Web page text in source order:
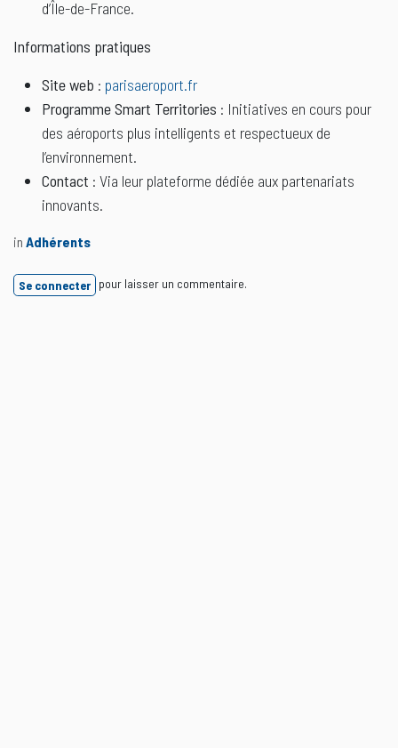
d’Île-de-France.
Informations pratiques
Site web : parisaeroport.fr
Programme Smart Territories : Initiatives en cours pour
des aéroports plus intelligents et respectueux de
l’environnement.
Contact : Via leur plateforme dédiée aux partenariats
innovants.
in Adhérents
Se connecter pour laisser un commentaire.